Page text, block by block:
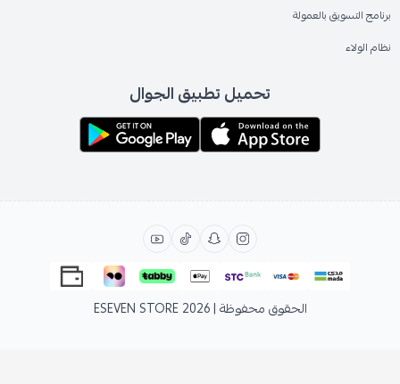
برنامج التسويق بالعمولة
نظام الولاء
تحميل تطبيق الجوال
الحقوق محفوظة | 2026 ESEVEN STORE